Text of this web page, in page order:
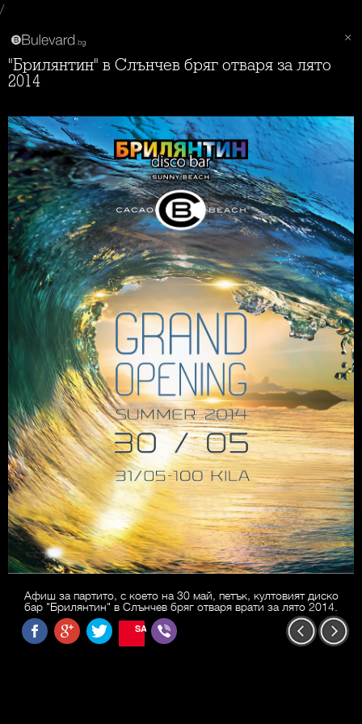
/
"Брилянтин" в Слънчев бряг отваря за лято
2014
Афиш за партито, с което на 30 май, петък, култовият диско
бар "Брилянтин" в Слънчев бряг отваря врати за лято 2014.
SAVE